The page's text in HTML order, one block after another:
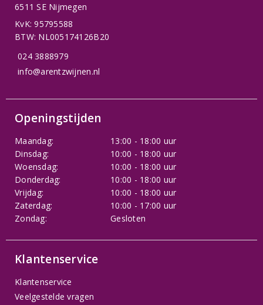
6511 SE Nijmegen
KvK: 95795588
BTW: NL005174126B20
024 3888979
info@arentzwijnen.nl
Openingstijden
Maandag:
13:00 - 18:00 uur
Dinsdag:
10:00 - 18:00 uur
Woensdag:
10:00 - 18:00 uur
Donderdag:
10:00 - 18:00 uur
Vrijdag:
10:00 - 18:00 uur
Zaterdag:
10:00 - 17:00 uur
Zondag:
Gesloten
Klantenservice
Klantenservice
Veelgestelde vragen